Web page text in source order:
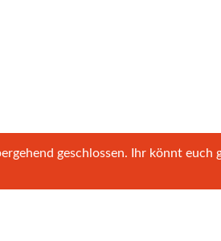
geschlossen. Ihr könnt